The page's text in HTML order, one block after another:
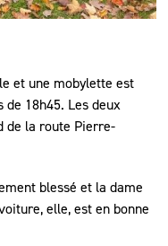
et une mobylette est
18h45. Les deux
de la route Pierre-
blessé et la dame
elle, est en bonne